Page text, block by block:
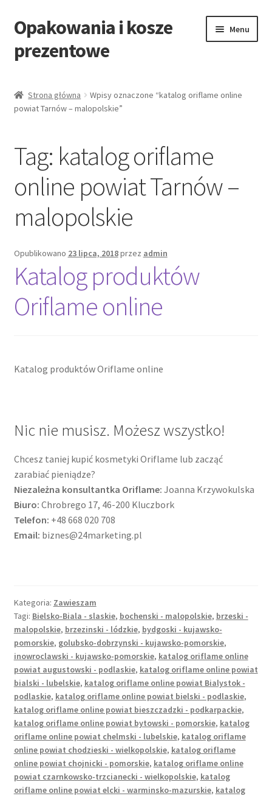
Przejdź
do
nawigacji
Przejdź
do
treści
Opakowania i kosze
prezentowe
Menu
All Categories Shortcode
Cennik koszy świątecznych
Cennik pudełek z logo
Checkout
Frequently Asked Questions
Header & Teaser Shortcode
Homepage
Homepage
My Account
My Account
O firmie
Obserwowane
Oferta na wino
Polityka prywatności
Strona główna
Wpisy oznaczone “katalog oriflame online
powiat Tarnów – malopolskie”
Tag: katalog oriflame
online powiat Tarnów –
malopolskie
Opublikowano 23 lipca, 2018przez admin
Katalog produktów
Oriflame online
Katalog produktów Oriflame online
Nic nie musisz. Możesz wszystko!
Chcesz taniej kupić kosmetyki Oriflame lub zacząć
zarabiać pieniądze?
Niezależna konsultantka Oriflame: Joanna Krzywokulska
Biuro: Chrobrego 17, 46-200 Kluczbork
Telefon: +48 668 020 708
Email: biznes@24marketing.pl
Kategoria: Zawieszam
Tagi: Bielsko-Biala - slaskie, bochenski - malopolskie, brzeski -
malopolskie, brzezinski - lódzkie, bydgoski - kujawsko-
pomorskie, golubsko-dobrzynski - kujawsko-pomorskie,
inowroclawski - kujawsko-pomorskie, katalog oriflame online
powiat augustowski - podlaskie, katalog oriflame online powiat
bialski - lubelskie, katalog oriflame online powiat Bialystok -
podlaskie, katalog oriflame online powiat bielski - podlaskie,
katalog oriflame online powiat bieszczadzki - podkarpackie,
katalog oriflame online powiat bytowski - pomorskie, katalog
oriflame online powiat chelmski - lubelskie, katalog oriflame
online powiat chodzieski - wielkopolskie, katalog oriflame
online powiat chojnicki - pomorskie, katalog oriflame online
powiat czarnkowsko-trzcianecki - wielkopolskie, katalog
oriflame online powiat elcki - warminsko-mazurskie, katalog